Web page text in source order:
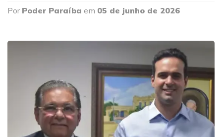
Por Poder Paraíba em 05 de junho de 2026